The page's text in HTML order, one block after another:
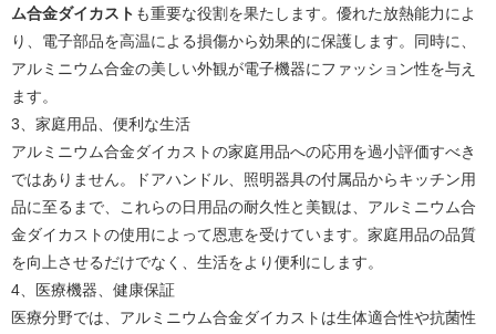
ム合金ダイカスト も重要な役割を果たします。優れた放熱能力によ
り、電子部品を高温による損傷から効果的に保護します。同時に、
アルミニウム合金の美しい外観が電子機器にファッション性を与え
ます。
3、家庭用品、便利な生活
アルミニウム合金ダイカストの家庭用品への応用を過小評価すべき
ではありません。ドアハンドル、照明器具の付属品からキッチン用
品に至るまで、これらの日用品の耐久性と美観は、アルミニウム合
金ダイカストの使用によって恩恵を受けています。家庭用品の品質
を向上させるだけでなく、生活をより便利にします。
4、医療機器、健康保証
医療分野では、アルミニウム合金ダイカストは生体適合性や抗菌性